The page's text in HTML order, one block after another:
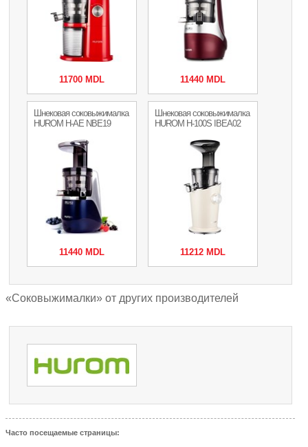
11700 MDL 11440 MDL
Шнековая соковыжималка
HUROM H-AE NBE19
11440 MDL
Шнековая соковыжималка
HUROM H-100S IBEA02
11212 MDL
«Соковыжималки» от других производителей
Часто посещаемые страницы: